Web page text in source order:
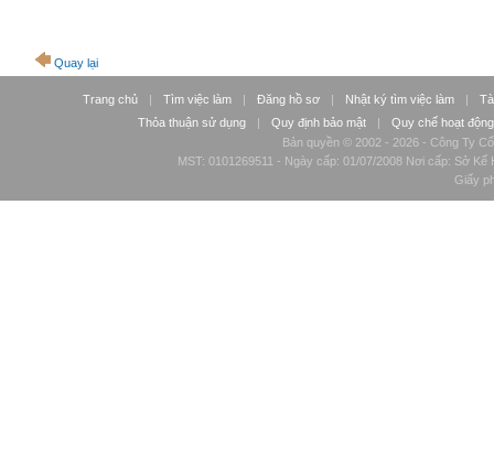
Quay lại
Trang chủ | Tìm việc làm | Đăng hồ sơ | Nhật ký tìm việc làm |
Thỏa thuận sử dụng
| Quy định bảo mật |
Quy chế hoạt động
Bản quyền © 2002 - 2026 - Công Ty
MST: 0101269511 - Ngày cấp: 01/07/2008 Nơi cấp: Sở
Giấy